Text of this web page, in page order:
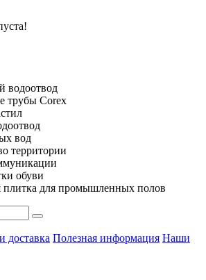
водоотвод
трубы Corex
вод
территории
обуви
плитка для промышленных полов
доставка Полезная информация Наши